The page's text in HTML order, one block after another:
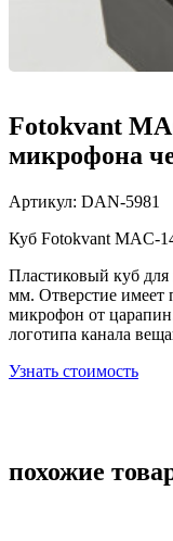
Fotokvant
микрофона
Артикул: DAN-5981
Куб Fotokvant MAC-
Пластиковый куб
мм. Отверстие имеет
микрофон от
логотипа канала
Узнать стоимость
похожие